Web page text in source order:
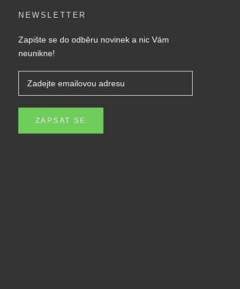
NEWSLETTER
Zapište se do odběru novinek a nic Vám
neunikne!
ZAPSAT SE